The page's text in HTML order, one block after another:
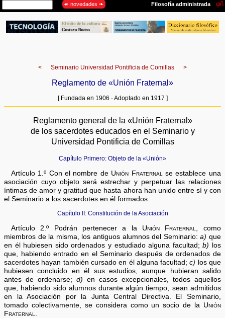
< Seminario Universidad Pontificia de Comillas >
Reglamento de «Unión Fraternal»
[ Fundada en 1906 · Adoptado en 1917 ]
Reglamento general de la «Unión Fraternal»
de los sacerdotes educados en el Seminario y
Universidad Pontificia de Comillas
Capítulo Primero: Objeto de la «Unión»
Artículo 1.º Con el nombre de Unión Fraternal se establece una
asociación cuyo objeto será estrechar y perpetuar las relaciones
íntimas de amor y gratitud que hasta ahora han unido entre sí y con
el Seminario a los sacerdotes en él formados.
Capítulo II: Constitución de la Asociación
Artículo 2.º Podrán pertenecer a la Unión Fraternal
, como
miembros de la misma, los antiguos alumnos del Seminario:a) que
en él hubiesen sido ordenados y estudiado alguna facultad;b)
los
que, habiendo entrado en el Seminario después de ordenados de
sacerdotes hayan también cursado en él alguna facultad;c) los que
hubiesen concluido en él sus estudios, aunque hubieran salido
antes de ordenarse;d)en casos excepcionales, todos aquellos
que, habiendo sido alumnos durante algún tiempo, sean admitidos
en la Asociación por la Junta Central Directiva. El Seminario,
tomado colectivamente, se considera como un socio de la Unión
Fraternal